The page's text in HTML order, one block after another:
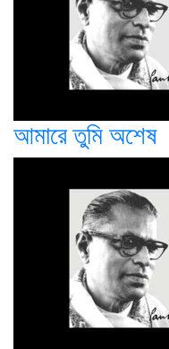
আমারে তুমি অশেষ